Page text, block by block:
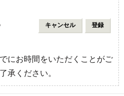
にお時間をいただくことがご
承ください。